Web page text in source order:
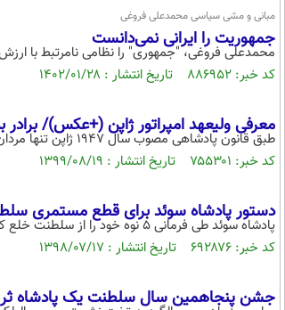
مبانی و مشی سیاسی محمدعلی فروغی
جمهوریت را ایرانی نمی‌دانست
محمدعلی فروغی، "جمهوری" را نظامی نامرتبط با
کد خبر: ۸۸۶۹۵۲ تاریخ انتشار : ۱۴۰۲/۰۱/۲۸
معرفی ولیعهد امپراتور ژاپن (+عکس)/
طبق قانون پادشاهی مصوب سال 1947 ژاپن تنها مردان این کشور قادر به سلطنت هستند.
کد خبر: ۷۵۵۳۰۱ تاریخ انتشار : ۱۳۹۹/۰۸/۱۹
دستور پادشاه سوئد برای قطع مستمری سلطنتی ۵
پادشاه سوئد طی فرمانی ۵ نوه خود را از سلطنت خلع کرده تا ضمن صرفه‌جویی در هزینه‌های سلطنتی، آن‌ها از رعایت وظایف سلطنتی معاف شوند.
کد خبر: ۶۹۲۸۷۶ تاریخ انتشار : ۱۳۹۸/۰۷/۱۷
جشن پنجاهمین سال سلطنت یک پادشاه